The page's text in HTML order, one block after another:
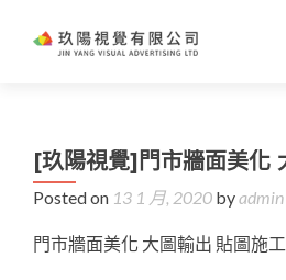
[玖陽視覺]門市牆面美化
Posted on 13 1 月, 2020 byadmin
門市牆面美化 大圖輸出 貼圖施工